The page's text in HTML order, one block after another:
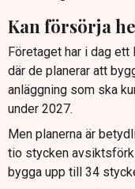
Kan försörja
Företaget har i dag
där de planerar att
anläggning som ska
under 2027.
Men planerna är
tio stycken
bygga upp till 34